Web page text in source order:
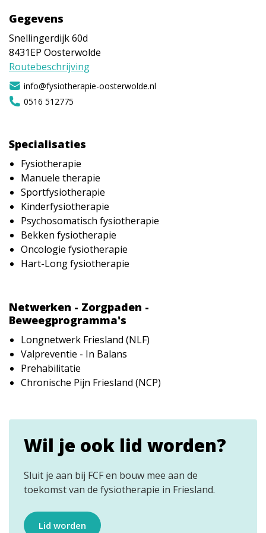
Gegevens
Snellingerdijk 60d
8431EP Oosterwolde
Routebeschrijving
info@fysiotherapie-oosterwolde.nl
0516 512775
Specialisaties
Fysiotherapie
Manuele therapie
Sportfysiotherapie
Kinderfysiotherapie
Psychosomatisch fysiotherapie
Bekken fysiotherapie
Oncologie fysiotherapie
Hart-Long fysiotherapie
Netwerken - Zorgpaden -
Beweegprogramma's
Longnetwerk Friesland (NLF)
Valpreventie - In Balans
Prehabilitatie
Chronische Pijn Friesland (NCP)
Wil je ook lid worden?
Sluit je aan bij FCF en bouw mee aan de
toekomst van de fysiotherapie in Friesland.
Lid worden